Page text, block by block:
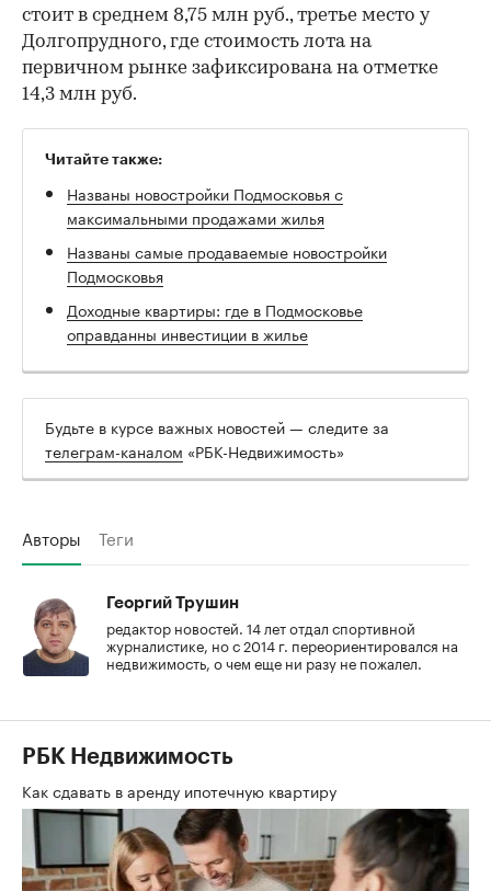
стоит в среднем 8,75 млн руб., третье место у
Долгопрудного, где стоимость лота на
первичном рынке зафиксирована на отметке
14,3 млн руб.
Читайте также:
Названы новостройки Подмосковья с
максимальными продажами жилья
Названы самые продаваемые новостройки
Подмосковья
Доходные квартиры: где в Подмосковье
оправданны инвестиции в жилье
Будьте в курсе важных новостей — следите за
телеграм-каналом «РБК-Недвижимость»
Авторы Теги
Георгий Трушин
редактор новостей. 14 лет отдал спортивной
журналистике, но с 2014 г. переориентировался на
недвижимость, о чем еще ни разу не пожалел.
РБК Недвижимость
Как сдавать в аренду ипотечную квартиру